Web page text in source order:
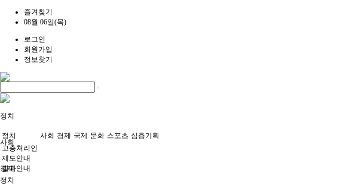
즐겨찾기
08월 06일(목)
로그인
회원가입
정보찾기
정치
사회
경제
정치 사회 경제 국제 문화 스포츠 심층기획
고충처리인
제도안내
결과안내
정치